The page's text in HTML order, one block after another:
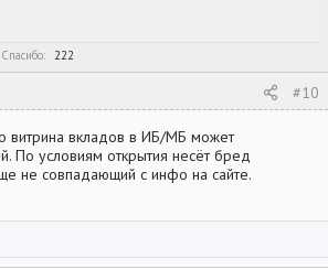
Спасибо 222
#10
витрина вкладов в ИБ/МБ может
По условиям открытия несёт бред
не совпадающий с инфо на сайте.